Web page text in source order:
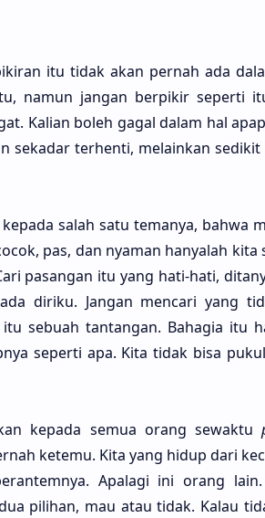
itu tidak akan per­nah ada
namun jangan berpi­kir seper­ti
Kali­an boleh gagal dalam hal
seka­dar terhen­ti, melain­kan
salah satu tema­nya, bahwa
pas, dan nya­man hanya­lah
pasa­ngan itu yang hati-hati,
diri­ku. Jangan menca­ri yang
sebu­ah tanta­ngan. Baha­gia itu
seper­ti apa. Kita tidak bisa
kepa­da semua orang sewak­tu
kete­mu. Kita yang hidup dari
Apala­gi ini orang
pili­han, mau atau tidak. Kalau